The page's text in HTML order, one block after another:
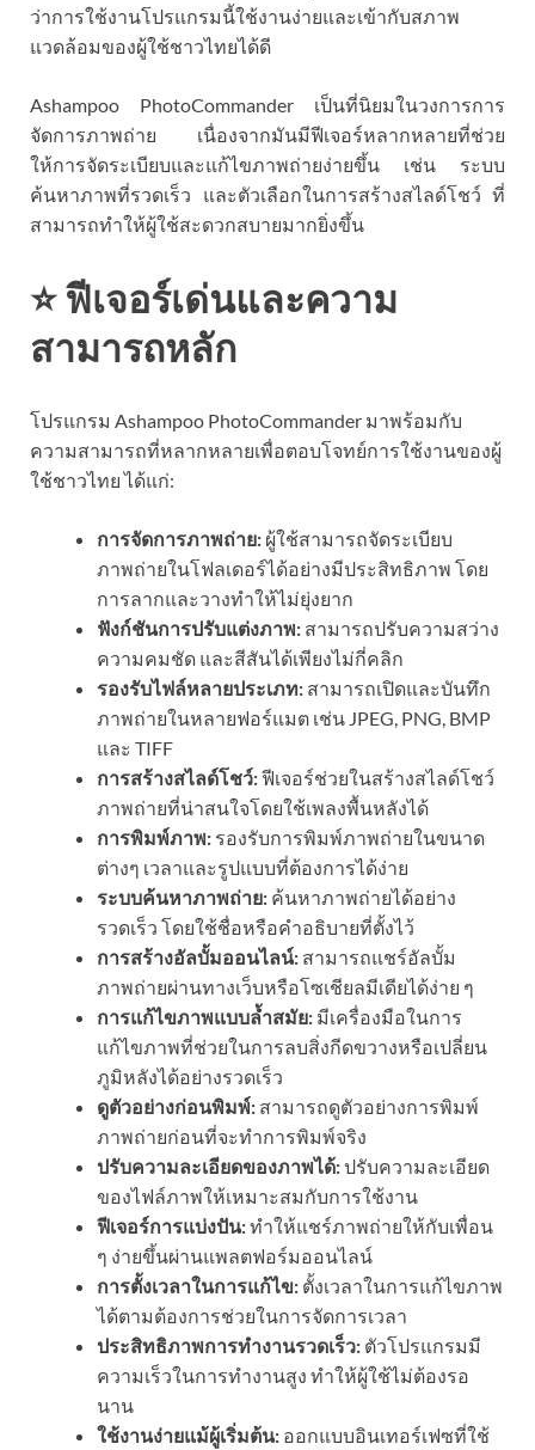
ว่าการใช้งานโปรแกรมนี้ใช้งานง่ายและเข้ากับสภาพ
แวดล้อมของผู้ใช้ชาวไทยได้ดี
Ashampoo PhotoCommander เป็นที่นิยมในวงการการ
จัดการภาพถ่าย เนื่องจากมันมีฟีเจอร์หลากหลายที่ช่วย
ให้การจัดระเบียบและแก้ไขภาพถ่ายง่ายขึ้น เช่น ระบบ
ค้นหาภาพที่รวดเร็ว และตัวเลือกในการสร้างสไลด์โชว์ ที่
สามารถทำให้ผู้ใช้สะดวกสบายมากยิ่งขึ้น
⭐ ฟีเจอร์เด่นและความ
สามารถหลัก
โปรแกรม Ashampoo PhotoCommander มาพร้อมกับ
ความสามารถที่หลากหลายเพื่อตอบโจทย์การใช้งานของผู้
ใช้ชาวไทย ได้แก่:
การจัดการภาพถ่าย: ผู้ใช้สามารถจัดระเบียบ
ภาพถ่ายในโฟลเดอร์ได้อย่างมีประสิทธิภาพ โดย
การลากและวางทำให้ไม่ยุ่งยาก
ฟังก์ชันการปรับแต่งภาพ: สามารถปรับความสว่าง
ความคมชัด และสีสันได้เพียงไม่กี่คลิก
รองรับไฟล์หลายประเภท: สามารถเปิดและบันทึก
ภาพถ่ายในหลายฟอร์แมต เช่น JPEG, PNG, BMP
และ TIFF
การสร้างสไลด์โชว์:ฟีเจอร์ช่วยในสร้างสไลด์โชว์
ภาพถ่ายที่น่าสนใจโดยใช้เพลงพื้นหลังได้
การพิมพ์ภาพ: รองรับการพิมพ์ภาพถ่ายในขนาด
ต่างๆ เวลาและรูปแบบที่ต้องการได้ง่าย
ระบบค้นหาภาพถ่าย: ค้นหาภาพถ่ายได้อย่าง
รวดเร็ว โดยใช้ชื่อหรือคำอธิบายที่ตั้งไว้
การสร้างอัลบั้มออนไลน์: สามารถแชร์อัลบั้ม
ภาพถ่ายผ่านทางเว็บหรือโซเชียลมีเดียได้ง่าย ๆ
การแก้ไขภาพแบบล้ำสมัย: มีเครื่องมือในการ
แก้ไขภาพที่ช่วยในการลบสิ่งกีดขวางหรือเปลี่ยน
ภูมิหลังได้อย่างรวดเร็ว
ดูตัวอย่างก่อนพิมพ์: สามารถดูตัวอย่างการพิมพ์
ภาพถ่ายก่อนที่จะทำการพิมพ์จริง
ปรับความละเอียดของภาพได้:ปรับความละเอียด
ของไฟล์ภาพให้เหมาะสมกับการใช้งาน
ฟีเจอร์การแบ่งปัน:ทำให้แชร์ภาพถ่ายให้กับเพื่อน
ๆ ง่ายขึ้นผ่านแพลตฟอร์มออนไลน์
การตั้งเวลาในการแก้ไข: ตั้งเวลาในการแก้ไขภาพ
ได้ตามต้องการช่วยในการจัดการเวลา
ประสิทธิภาพการทำงานรวดเร็ว: ตัวโปรแกรมมี
ความเร็วในการทำงานสูง ทำให้ผู้ใช้ไม่ต้องรอ
นาน
ใช้งานง่ายแม้ผู้เริ่มต้น: ออกแบบอินเทอร์เฟซที่ใช้